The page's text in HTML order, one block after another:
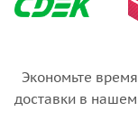
Экономьте
доставки в